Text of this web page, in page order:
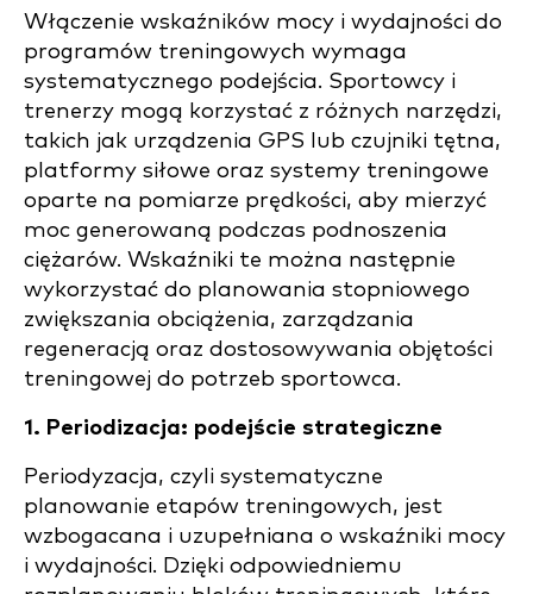
Włączenie wskaźników mocy i wydajności do
programów treningowych wymaga
systematycznego podejścia. Sportowcy i
trenerzy mogą korzystać z różnych narzędzi,
takich jak urządzenia GPS lub czujniki tętna,
platformy siłowe oraz systemy treningowe
oparte na pomiarze prędkości, aby mierzyć
moc generowaną podczas podnoszenia
ciężarów. Wskaźniki te można następnie
wykorzystać do planowania stopniowego
zwiększania obciążenia, zarządzania
regeneracją oraz dostosowywania objętości
treningowej do potrzeb sportowca.
1. Periodizacja: podejście strategiczne
Periodyzacja, czyli systematyczne
planowanie etapów treningowych, jest
wzbogacana i uzupełniana o wskaźniki mocy
i wydajności. Dzięki odpowiedniemu